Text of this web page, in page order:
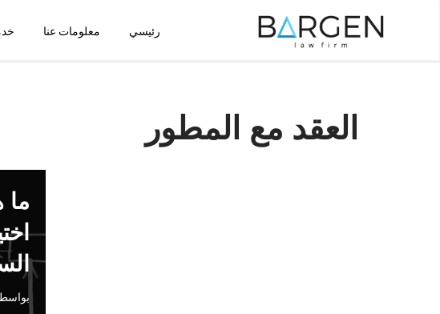
رئيسي معلومات عنا
العقد مع المطور